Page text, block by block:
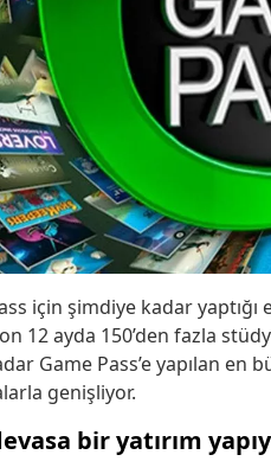
için şimdiye kadar yaptığı
12 ayda 150’den fazla
Game Pass’e yapılan
genişliyor.
bir yatırım